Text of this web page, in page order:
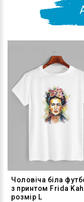
Чоловіча біла
з принтом Frida
розмір L